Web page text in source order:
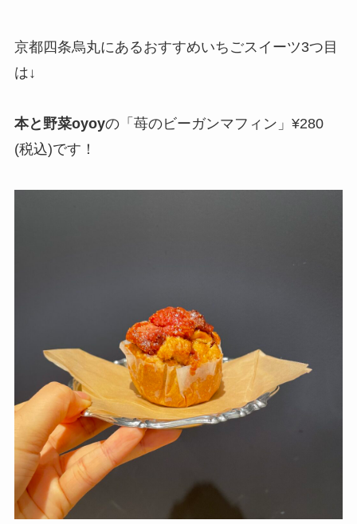
京都四条烏丸にあるおすすめいちごスイーツ3つ目
は↓
本と野菜oyoyの「苺のビーガンマフィン」¥280
(税込)です！